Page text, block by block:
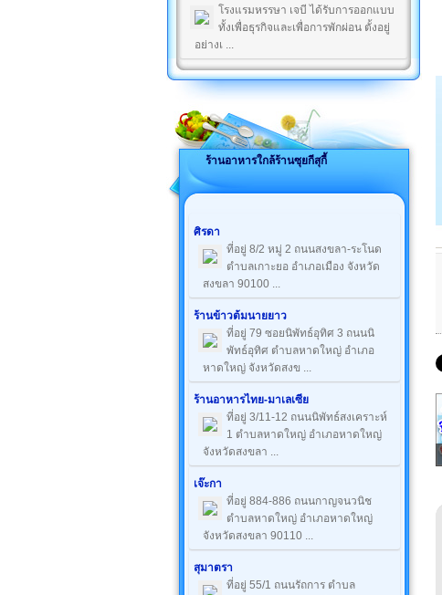
โรงแรมหรรษา เจบี ได้รับการออกแบบ
ทั้งเพื่อธุรกิจและเพื่อการพักผ่อน ตั้งอยู่
อย่างเ ...
ร้านอาหารใกล้ร้านซุยกีสุกี้
ศิรดา
ที่อยู่ 8/2 หมู่ 2 ถนนสงขลา-ระโนด
ตำบลเกาะยอ อำเภอเมือง จังหวัด
สงขลา 90100 ...
ร้านข้าวต้มนายยาว
ที่อยู่ 79 ซอยนิพัทธ์อุทิศ 3 ถนนนิ
พัทธ์อุทิศ ตำบลหาดใหญ่ อำเภอ
หาดใหญ่ จังหวัดสงข ...
ร้านอาหารไทย-มาเลเซีย
ที่อยู่ 3/11-12 ถนนนิพัทธ์สงเคราะห์
1 ตำบลหาดใหญ่ อำเภอหาดใหญ่
จังหวัดสงขลา ...
เจ๊ะกา
ที่อยู่ 884-886 ถนนกาญจนวนิช
ตำบลหาดใหญ่ อำเภอหาดใหญ่
จังหวัดสงขลา 90110 ...
สุมาตรา
ที่อยู่ 55/1 ถนนรัถการ ตำบล